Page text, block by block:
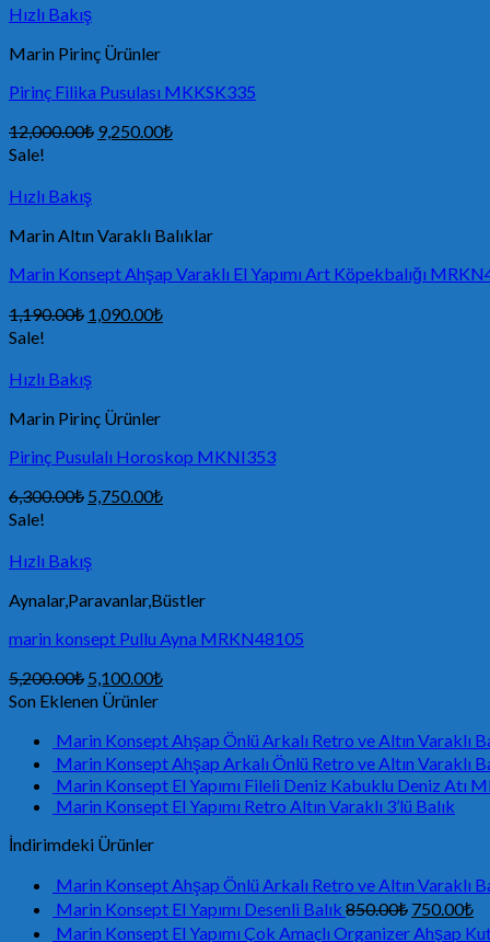
Hızlı Bakış
Marin Pirinç Ürünler
Pirinç Filika Pusulası MKKSK335
12,000.00₺ 9,250.00₺
Sale!
Hızlı Bakış
Marin Altın Varaklı Balıklar
Marin Konsept Ahşap Varaklı El Yapımı Art Köpekbalığı
1,190.00₺ 1,090.00₺
Sale!
Hızlı Bakış
Marin Pirinç Ürünler
Pirinç Pusulalı Horoskop MKNI353
6,300.00₺ 5,750.00₺
Sale!
Hızlı Bakış
Aynalar,Paravanlar,Büstler
marin konsept Pullu Ayna MRKN48105
5,200.00₺ 5,100.00₺
Son Eklenen Ürünler
Marin Konsept Ahşap Önlü Arkalı Retro ve Altın Varaklı
Marin Konsept Ahşap Arkalı Önlü Retro ve Altın Varaklı
Marin Konsept El Yapımı Fileli Deniz Kabuklu Deniz Atı
Marin Konsept El Yapımı Retro Altın Varaklı 3’lü Balık
İndirimdeki Ürünler
Marin Konsept Ahşap Önlü Arkalı Retro ve Altın Varaklı
Marin Konsept El Yapımı Desenli Balık 850.00₺ 750.00₺
Marin Konsept El Yapımı Çok Amaçlı Organizer Ahşap